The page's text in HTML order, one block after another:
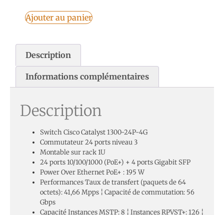
Description
Informations complémentaires
Description
Switch Cisco Catalyst 1300-24P-4G
Commutateur 24 ports niveau 3
Montable sur rack 1U
24 ports 10/100/1000 (PoE+) + 4 ports Gigabit SFP
Power Over Ethernet PoE+ : 195 W
Performances Taux de transfert (paquets de 64
octets): 41,66 Mpps ¦ Capacité de commutation: 56
Gbps
Capacité Instances MSTP: 8 ¦ Instances RPVST+: 126 ¦
Ajouter au panier